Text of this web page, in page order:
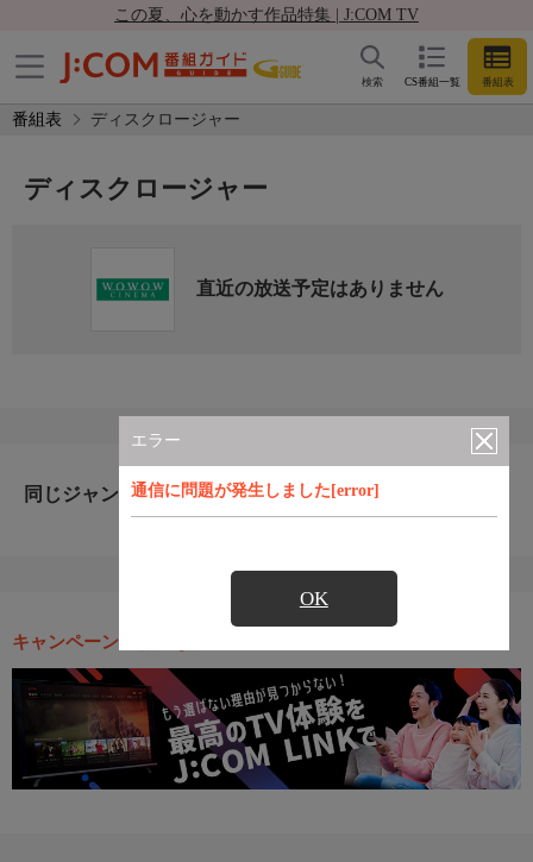
この夏、心を動かす作品特集 | J:COM TV
CS番組一覧 番組表
検索
番組表 ディスクロージャー
エラー
通信に問題が発生しました[error]
OK
ディスクロージャー
直近の放送予定はありません
同じジャンルのおすすめ番組
キャンペーン・お得な情報